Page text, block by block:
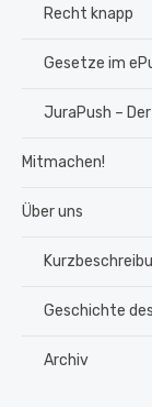
Recht knapp
Gesetze im
JuraPush –
Mitmachen!
Über uns
Geschichte
Archiv